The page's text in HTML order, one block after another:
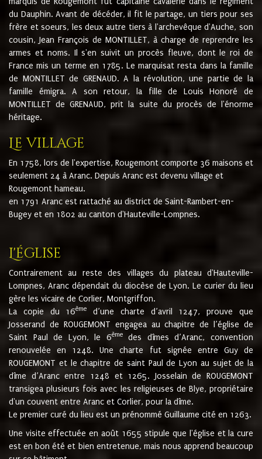
du Dauphin. Avant de décéder, il fit le partage, un tiers pour ses
frère et soeurs, les deux autre tiers à l'archevêque d'Auche, son
cousin, Jean François de MONTILLET, à charge de reprendre les
armes et noms. Il s'en suivit un procès fleuve, dont le roi de
France mis un terme en 1785. Le marquisat resta dans la famille
de MONTILLET de GRENAUD. A la révolution, une partie de la
famille émigra. A son retour, la fille de Louis Honoré de
MONTILLET de GRENAUD, prit la suite du procès de l'énorme
héritage.
Le village
En 1758, lors de l'expertise, Rougemont comporte 36 maisons et
seulement 24 à Aranc. Depuis Aranc est devenu village et
Rougemont hameau.
en 1791 Aranc est rattaché au district de Saint-Rambert-en-
Bugey et en 1802 au canton d'Hauteville-Lompnes.
L'église
Contrairement au reste des villages du plateau d'Hauteville-
Lompnes, Aranc dépendait du diocèse de Lyon. Le curier du lieu
gère les vicaire de Corlier, Montgriffon.
La copie du 16ème
d’une charte d’avril 1247, prouve que
Josserand de ROUGEMONT engagea au chapitre de l’église de
Saint Paul de Lyon, le 6èmedes dîmes d’Aranc, convention
renouvelée en 1248. Une charte fut signée entre Guy de
ROUGEMONT et le chapitre de saint Paul de Lyon au sujet de la
dîme d’Aranc entre 1248 et 1265. Josselain de ROUGEMONT
transigea plusieurs fois avec les religieuses de Blye, propriétaire
d'un couvent entre Aranc et Corlier, pour la dîme.
Le premier curé du lieu est un prénommé Guillaume cité en 1263.
Une visite effectuée en août 1655 stipule que l'église et la cure
est en bon été et bien entretenue, mais nous apprend beaucoup